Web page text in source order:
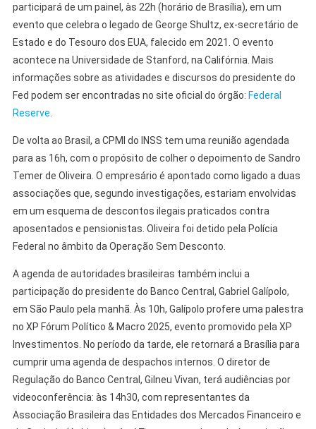
participará de um painel, às 22h (horário de Brasília), em um
evento que celebra o legado de George Shultz, ex-secretário de
Estado e do Tesouro dos EUA, falecido em 2021. O evento
acontece na Universidade de Stanford, na Califórnia. Mais
informações sobre as atividades e discursos do presidente do
Fed podem ser encontradas no site oficial do órgão: Federal
Reserve
De volta ao Brasil, a CPMI do INSS tem uma reunião agendada
para as 16h, com o propósito de colher o depoimento de Sandro
Temer de Oliveira. O empresário é apontado como ligado a duas
associações que, segundo investigações, estariam envolvidas
em um esquema de descontos ilegais praticados contra
aposentados e pensionistas. Oliveira foi detido pela Polícia
Federal no âmbito da Operação Sem Desconto.
A agenda de autoridades brasileiras também inclui a
participação do presidente do Banco Central, Gabriel Galípolo,
em São Paulo pela manhã. Às 10h, Galípolo profere uma palestra
no XP Fórum Político & Macro 2025, evento promovido pela XP
Investimentos. No período da tarde, ele retornará a Brasília para
cumprir uma agenda de despachos internos. O diretor de
Regulação do Banco Central, Gilneu Vivan, terá audiências por
videoconferência: às 14h30, com representantes da
Associação Brasileira das Entidades dos Mercados Financeiro e